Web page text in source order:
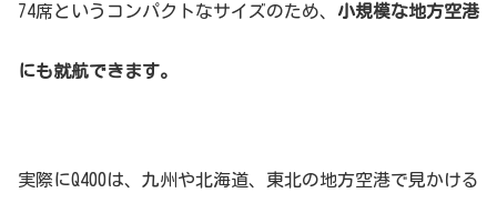
74席というコンパクトなサイズのため、 小規模な地方空港
にも就航できます。
実際にQ400は、九州や北海道、東北の地方空港で見かける